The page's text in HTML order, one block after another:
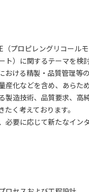
プロピレングリコール
）に関するテーマを検
おける精製・品質管理等
化などを含め、あらた
製造技術、品質要求、
く考えております。
必要に応じて新たなイン